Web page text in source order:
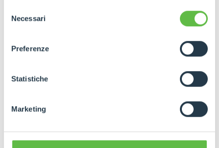
ogni pagina, selezionare "Modifichi il suo consenso" e
dell'informativa completa nel footer presente in ogni
pagina. Per esercitare i diritti riconosciuti all'interessato ai
GDPR abbiamo predisposto una
apposita procedura.
delNecessari
Preferenze
Statistiche
Marketing